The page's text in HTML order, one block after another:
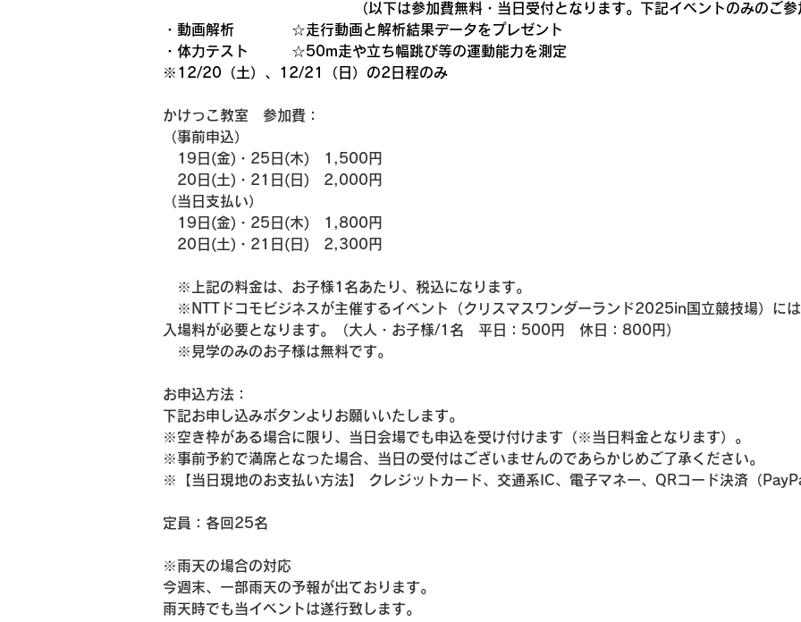
（以下は参加費無料・当日受付となります。下記イベントのみのご参
・動画解析　　　　☆走行動画と解析結果データをプレゼント
・体力テスト　　　☆50m走や立ち幅跳び等の運動能力を測定
※12/20（土）、12/21（日）の2日程のみ
かけっこ教室　参加費：
（事前申込）
19日(金)・25日(木)　1,500円
20日(土)・21日(日)　2,000円
（当日支払い）
19日(金)・25日(木)　1,800円
20日(土)・21日(日)　2,300円
※上記の料金は、お子様1名あたり、税込になります。
※NTTドコモビジネスが主催するイベント（クリスマスワンダーランド2025in国立競技場）に
入場料が必要となります。（大人・お子様/1名　平日：500円　休日：800円）
※見学のみのお子様は無料です。
お申込方法：
下記お申し込みボタンよりお願いいたします。
※空き枠がある場合に限り、当日会場でも申込を受け付けます（※当日料金となります）。
※事前予約で満席となった場合、当日の受付はございませんのであらかじめご了承ください。
※【当日現地のお支払い方法】 クレジットカード、交通系IC、電子マネー、QRコード決済（
定員：各回25名
※雨天の場合の対応
今週末、一部雨天の予報が出ております。
雨天時でも当イベントは遂行致します。